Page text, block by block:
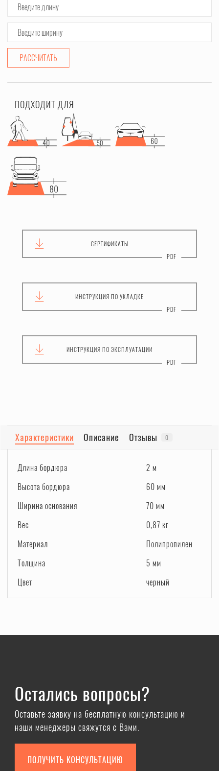
РАССЧИТАТЬ
ПОДХОДИТ ДЛЯ
СЕРТИФИКАТЫ
ИНСТРУКЦИЯ ПО УКЛАДКЕ
ИНСТРУКЦИЯ ПО ЭКСПЛУАТАЦИИ
Характеристики Описание Отзывы 0
Длина бордюра
2 м
Высота бордюра
60 мм
Ширина основания
70 мм
Вес
0,87 кг
Материал
Полипропилен
Толщина
5 мм
Цвет
черный
Остались вопросы?
Оставьте заявку на бесплатную консультацию и
наши менеджеры свяжутся с Вами.
ПОЛУЧИТЬ КОНСУЛЬТАЦИЮ